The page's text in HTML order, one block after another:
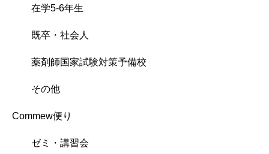
在学5-6年生
既卒・社会人
薬剤師国家試験対策予備校
その他
Commew便り
ゼミ・講習会